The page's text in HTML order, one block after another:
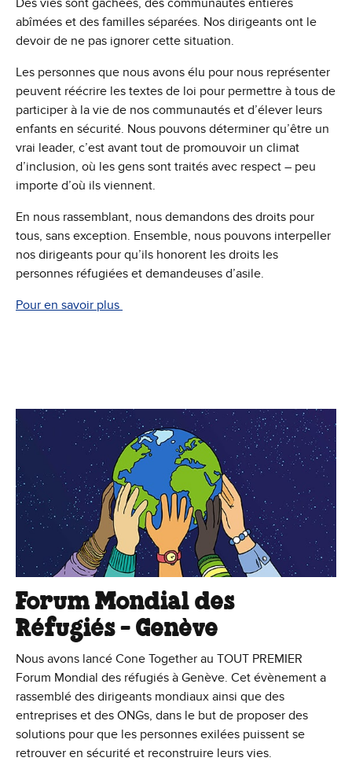
Des vies sont gâchées, des communautés entières
abîmées et des familles séparées. Nos dirigeants ont le
devoir de ne pas ignorer cette situation.
Les personnes que nous avons élu pour nous représenter
peuvent réécrire les textes de loi pour permettre à tous de
participer à la vie de nos communautés et d’élever leurs
enfants en sécurité. Nous pouvons déterminer qu’être un
vrai leader, c’est avant tout de promouvoir un climat
d’inclusion, où les gens sont traités avec respect – peu
importe d’où ils viennent.
En nous rassemblant, nous demandons des droits pour
tous, sans exception. Ensemble, nous pouvons interpeller
nos dirigeants pour qu’ils honorent les droits les
personnes réfugiées et demandeuses d’asile.
Pour en savoir plus
Forum Mondial des
Réfugiés - Genève
Nous avons lancé Cone Together au TOUT PREMIER
Forum Mondial des réfugiés à Genève. Cet évènement a
rassemblé des dirigeants mondiaux ainsi que des
entreprises et des ONGs, dans le but de proposer des
solutions pour que les personnes exilées puissent se
retrouver en sécurité et reconstruire leurs vies.